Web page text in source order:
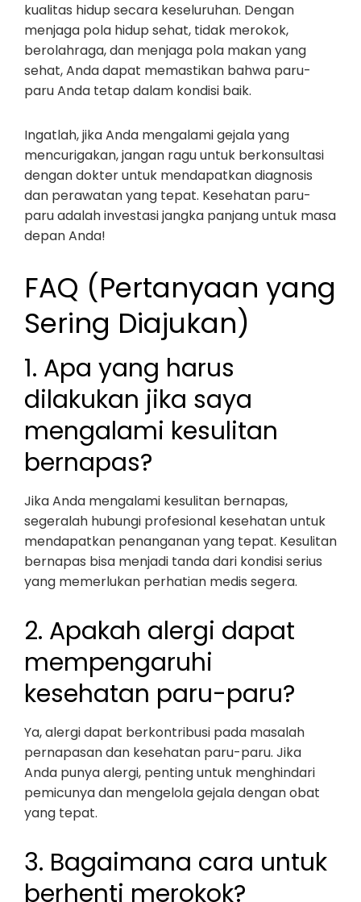
kualitas hidup secara keseluruhan. Dengan
menjaga pola hidup sehat, tidak merokok,
berolahraga, dan menjaga pola makan yang
sehat, Anda dapat memastikan bahwa paru-
paru Anda tetap dalam kondisi baik.
Ingatlah, jika Anda mengalami gejala yang
mencurigakan, jangan ragu untuk berkonsultasi
dengan dokter untuk mendapatkan diagnosis
dan perawatan yang tepat. Kesehatan paru-
paru adalah investasi jangka panjang untuk masa
depan Anda!
FAQ (Pertanyaan yang
Sering Diajukan)
1. Apa yang harus
dilakukan jika saya
mengalami kesulitan
bernapas?
Jika Anda mengalami kesulitan bernapas,
segeralah hubungi profesional kesehatan untuk
mendapatkan penanganan yang tepat. Kesulitan
bernapas bisa menjadi tanda dari kondisi serius
yang memerlukan perhatian medis segera.
2. Apakah alergi dapat
mempengaruhi
kesehatan paru-paru?
Ya, alergi dapat berkontribusi pada masalah
pernapasan dan kesehatan paru-paru. Jika
Anda punya alergi, penting untuk menghindari
pemicunya dan mengelola gejala dengan obat
yang tepat.
3. Bagaimana cara untuk
berhenti merokok?